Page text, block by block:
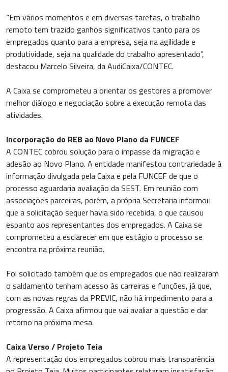
“Em vários momentos e em diversas tarefas, o trabalho
remoto tem trazido ganhos significativos tanto para os
empregados quanto para a empresa, seja na agilidade e
produtividade, seja na qualidade do trabalho apresentado”,
destacou Marcelo Silveira, da AudiCaixa/CONTEC.
A Caixa se comprometeu a orientar os gestores a promover
melhor diálogo e negociação sobre a execução remota das
atividades.
Incorporação do REB ao Novo Plano da FUNCEF
A CONTEC cobrou solução para o impasse da migração e
adesão ao Novo Plano. A entidade manifestou contrariedade à
informação divulgada pela Caixa e pela FUNCEF de que o
processo aguardaria avaliação da SEST. Em reunião com
associações parceiras, porém, a própria Secretaria informou
que a solicitação sequer havia sido recebida, o que causou
espanto aos representantes dos empregados. A Caixa se
comprometeu a esclarecer em que estágio o processo se
encontra na próxima reunião.
Foi solicitado também que os empregados que não realizaram
o saldamento tenham acesso às carreiras e funções, já que,
com as novas regras da PREVIC, não há impedimento para a
progressão. A Caixa afirmou que vai avaliar a questão e dar
retorno na próxima mesa.
Caixa Verso / Projeto Teia
A representação dos empregados cobrou mais transparência